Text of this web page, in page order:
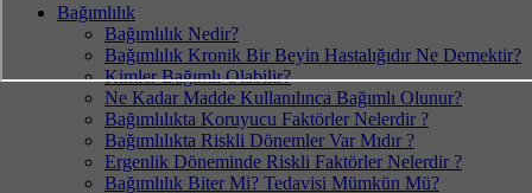
Bağımlılık
Bağımlılık Nedir?
Bağımlılık Kronik Bir Beyin Hastalığıdır Ne Demektir?
Kimler Bağımlı Olabilir?
Ne Kadar Madde Kullanılınca Bağımlı Olunur?
Bağımlılıkta Koruyucu Faktörler Nelerdir ?
Bağımlılıkta Riskli Dönemler Var Mıdır ?
Ergenlik Döneminde Riskli Faktörler Nelerdir ?
Bağımlılık Biter Mi? Tedavisi Mümkün Mü?